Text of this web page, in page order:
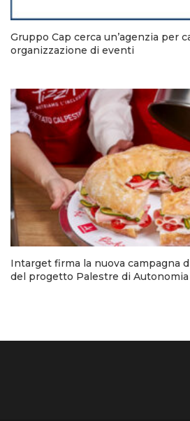
Gruppo Cap cerca un’agenzia per
organizzazione di eventi
Intarget firma la nuova campagna
del progetto Palestre di